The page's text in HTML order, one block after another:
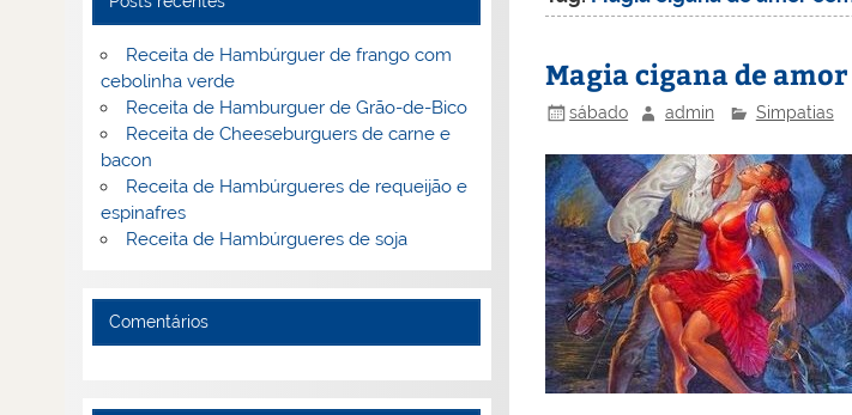
Magia cigana de
sábado admin Simpatias
Receita de Hambúrguer de frango com
cebolinha verde
Receita de Hamburguer de Grão-de-Bico
Receita de Cheeseburguers de carne e
bacon
Receita de Hambúrgueres de requeijão e
espinafres
Receita de Hambúrgueres de soja
Comentários